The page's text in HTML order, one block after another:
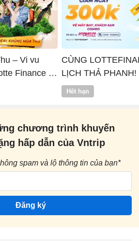
– Vi vu
Finance x
CÙNG
LỊCH THẢ PHANH!
Hết hạn
chương trình khuyến
hấp dẫn của Vntrip
spam và lộ thông tin của bạn*
Đăng ký